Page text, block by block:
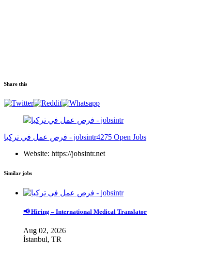
Share this
فرص عمل في تركيا - jobsintr4275 Open Jobs
Website: https://jobsintr.net
Similar jobs
📢 Hiring – International Medical Translator
Aug 02, 2026
İstanbul, TR